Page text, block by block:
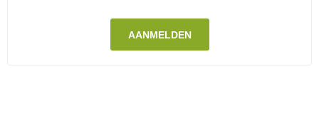
AANMELDEN